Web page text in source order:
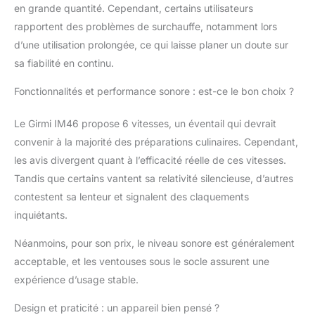
acier inoxydable et
couvercle anti-
éclaboussures avec
Sécurité et stabilité : le
aide à prévenir les
démarrages
accidentels et les pieds
à ventouse aident à
garder la machine
stable pendant
en grande quantité. Cependant, certains utilisateurs
rapportent des problèmes de surchauffe, notamment lors
d’une utilisation prolongée, ce qui laisse planer un doute sur
sa fiabilité en continu.
Fonctionnalités et performance sonore : est-ce le bon choix ?
Le Girmi IM46 propose 6 vitesses, un éventail qui devrait
convenir à la majorité des préparations culinaires. Cependant,
les avis divergent quant à l’efficacité réelle de ces vitesses.
Tandis que certains vantent sa relativité silencieuse, d’autres
contestent sa lenteur et signalent des claquements
inquiétants.
Néanmoins, pour son prix, le niveau sonore est généralement
acceptable, et les ventouses sous le socle assurent une
expérience d’usage stable.
Design et praticité : un appareil bien pensé ?